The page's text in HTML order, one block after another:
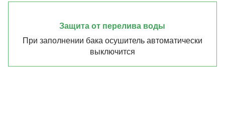
Защита от перелива воды
При заполнении бака осушитель автоматически
выключится